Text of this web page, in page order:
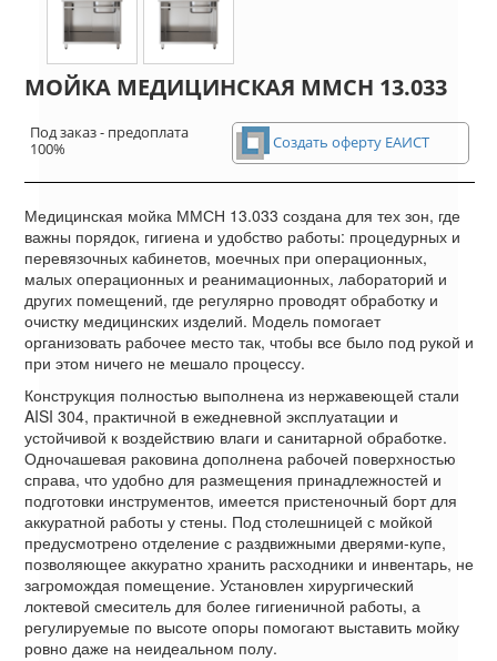
МОЙКА МЕДИЦИНСКАЯ ММСН 13.033
Под заказ - предоплата
100%
Создать оферту ЕАИСТ
Медицинская мойка ММСН 13.033 создана для тех зон, где
важны порядок, гигиена и удобство работы: процедурных и
перевязочных кабинетов, моечных при операционных,
малых операционных и реанимационных, лабораторий и
других помещений, где регулярно проводят обработку и
очистку медицинских изделий. Модель помогает
организовать рабочее место так, чтобы все было под рукой и
при этом ничего не мешало процессу.
Конструкция полностью выполнена из нержавеющей стали
AISI 304, практичной в ежедневной эксплуатации и
устойчивой к воздействию влаги и санитарной обработке.
Одночашевая раковина дополнена рабочей поверхностью
справа, что удобно для размещения принадлежностей и
подготовки инструментов, имеется пристеночный борт для
аккуратной работы у стены. Под столешницей с мойкой
предусмотрено отделение с раздвижными дверями-купе,
позволяющее аккуратно хранить расходники и инвентарь, не
загромождая помещение. Установлен хирургический
локтевой смеситель для более гигиеничной работы, а
регулируемые по высоте опоры помогают выставить мойку
ровно даже на неидеальном полу.